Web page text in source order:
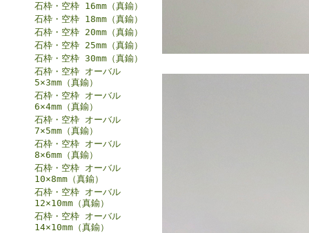
石枠・空枠 16mm（真鍮）
石枠・空枠 18mm（真鍮）
石枠・空枠 20mm（真鍮）
石枠・空枠 25mm（真鍮）
石枠・空枠 30mm（真鍮）
石枠・空枠 オーバル
5×3mm（真鍮）
石枠・空枠 オーバル
6×4mm（真鍮）
石枠・空枠 オーバル
7×5mm（真鍮）
石枠・空枠 オーバル
8×6mm（真鍮）
石枠・空枠 オーバル
10×8mm（真鍮）
石枠・空枠 オーバル
12×10mm（真鍮）
石枠・空枠 オーバル
14×10mm（真鍮）